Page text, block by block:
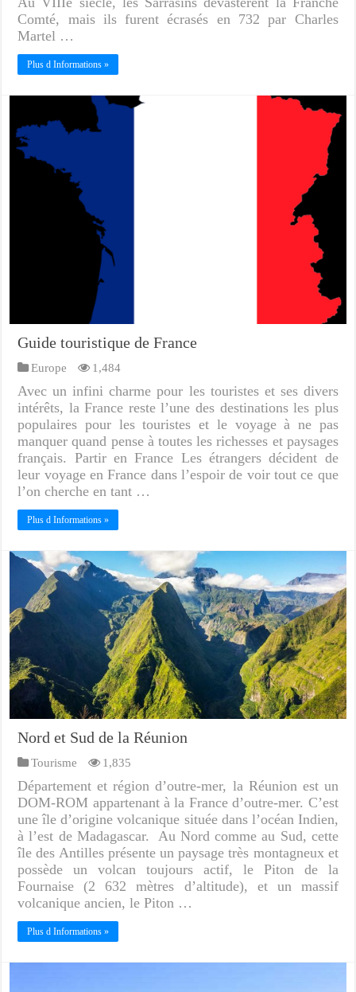
Comté, mais ils furent écrasés en 732 par Charles
Martel …
Plus d Informations »
Guide touristique de France
Europe 1,484
Avec un infini charme pour les touristes et ses divers
intérêts, la France reste l’une des destinations les plus
populaires pour les touristes et le voyage à ne pas
manquer quand pense à toutes les richesses et paysages
français. Partir en France Les étrangers décident de
leur voyage en France dans l’espoir de voir tout ce que
l’on cherche en tant …
Plus d Informations »
Nord et Sud de la Réunion
Tourisme 1,835
Département et région d’outre-mer, la Réunion est un
DOM-ROM appartenant à la France d’outre-mer. C’est
une île d’origine volcanique située dans l’océan Indien,
à l’est de Madagascar. Au Nord comme au Sud, cette
île des Antilles présente un paysage très montagneux et
possède un volcan toujours actif, le Piton de la
Fournaise (2 632 mètres d’altitude), et un massif
volcanique ancien, le Piton …
Plus d Informations »